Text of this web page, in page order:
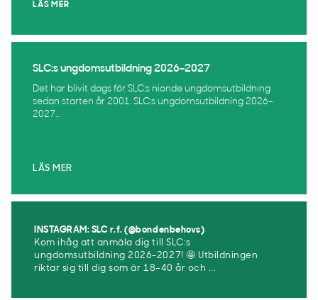
LÄS MER
SLC:s ungdomsutbildning 2026–2027
Det har blivit dags för SLC:s nionde ungdomsutbildning
sedan starten år 2001. SLC:s ungdomsutbildning 2026–
2027...
LÄS MER
INSTAGRAM: SLC r.f. (@bondenbehovs)
Kom ihåg att anmäla dig till SLC:s
ungdomsutbildning 2026-2027! 🤩 Utbildningen
riktar sig till dig som är 18–40 år och ...